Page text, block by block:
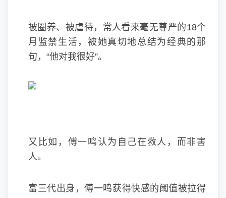
被圈养、被虐待，常人看来毫无尊严的18个
月监禁生活，被她真切地总结为经典的那
句，“他对我很好”。
又比如，傅一鸣认为自己在救人，而非害
人。
富三代出身，傅一鸣获得快感的阈值被拉得